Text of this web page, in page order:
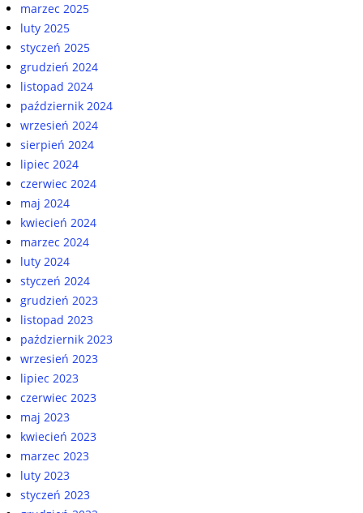
marzec 2025
luty 2025
styczeń 2025
grudzień 2024
listopad 2024
październik 2024
wrzesień 2024
sierpień 2024
lipiec 2024
czerwiec 2024
maj 2024
kwiecień 2024
marzec 2024
luty 2024
styczeń 2024
grudzień 2023
listopad 2023
październik 2023
wrzesień 2023
lipiec 2023
czerwiec 2023
maj 2023
kwiecień 2023
marzec 2023
luty 2023
styczeń 2023